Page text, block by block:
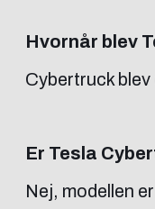
Hvornår blev
Cybertruck
Er Tesla
Nej, modellen